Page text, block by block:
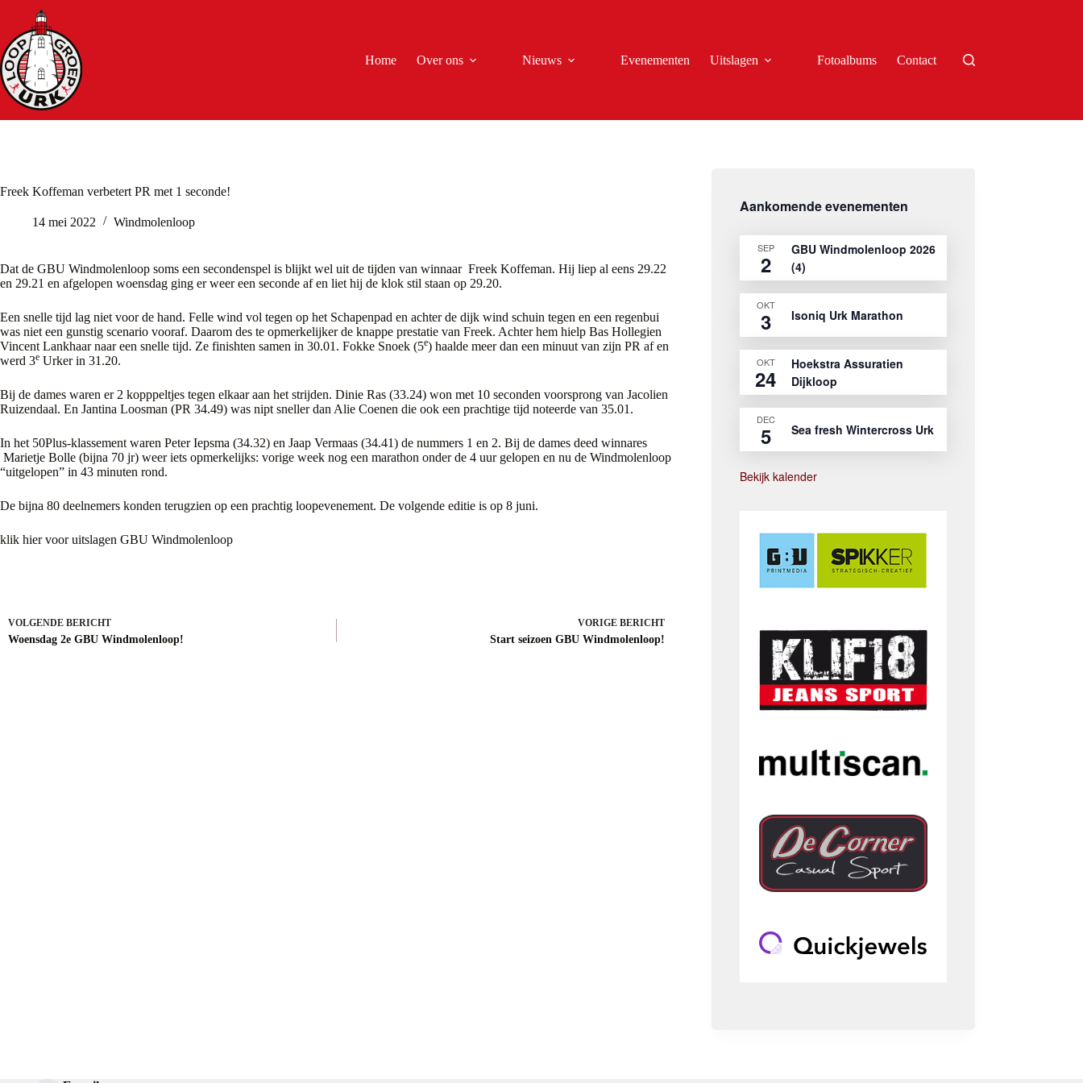
inhoud
Home Over ons Nieuws Evenementen Uitslagen Fotoalbums Contact
Freek Koffeman verbetert PR met 1 seconde!
14 mei 2022 Windmolenloop
Dat de GBU Windmolenloop soms een secondenspel is blijkt wel uit de tijden van winnaar Freek Koffeman. Hij liep al eens 29.22
en 29.21 en afgelopen woensdag ging er weer een seconde af en liet hij de klok stil staan op 29.20.
Een snelle tijd lag niet voor de hand. Felle wind vol tegen op het Schapenpad en achter de dijk wind schuin tegen en een regenbui
was niet een gunstig scenario vooraf. Daarom des te opmerkelijker de knappe prestatie van Freek. Achter hem hielp Bas Hollegien
Vincent Lankhaar naar een snelle tijd. Ze finishten samen in 30.01. Fokke Snoek (5e) haalde meer dan een minuut van zijn PR af en
werd 3e Urker in 31.20.
Bij de dames waren er 2 kopppeltjes tegen elkaar aan het strijden. Dinie Ras (33.24) won met 10 seconden voorsprong van Jacolien
Ruizendaal. En Jantina Loosman (PR 34.49) was nipt sneller dan Alie Coenen die ook een prachtige tijd noteerde van 35.01.
In het 50Plus-klassement waren Peter Iepsma (34.32) en Jaap Vermaas (34.41) de nummers 1 en 2. Bij de dames deed winnares
Marietje Bolle (bijna 70 jr) weer iets opmerkelijks: vorige week nog een marathon onder de 4 uur gelopen en nu de Windmolenloop
“uitgelopen” in 43 minuten rond.
De bijna 80 deelnemers konden terugzien op een prachtig loopevenement. De volgende editie is op 8 juni.
klik hiervoor uitslagen GBU Windmolenloop
VORIGE BERICHT
Start seizoen GBU Windmolenloop!
VOLGENDE BERICHT
Woensdag 2e GBU Windmolenloop!
Aankomende evenementen
SEP
2
GBU Windmolenloop 2026
(4)
OKT
3 Isoniq Urk Marathon
OKT
24
Hoekstra Assuratien
Dijkloop
DEC
5 Sea fresh Wintercross Urk
Bekijk kalender